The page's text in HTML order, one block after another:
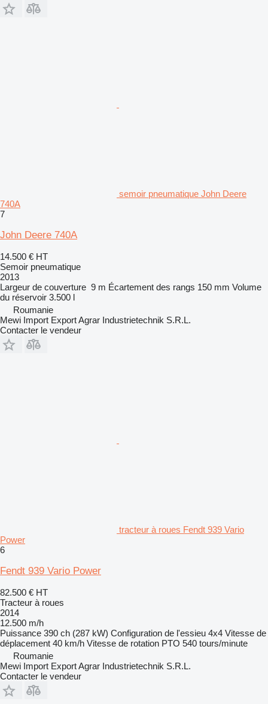
semoir pneumatique John Deere
740A
7
John Deere 740A
14.500 € HT
Semoir pneumatique
2013
Largeur de couverture 9 m Écartement des rangs 150 mm Volume
du réservoir 3.500 l
Roumanie
Mewi Import Export Agrar Industrietechnik S.R.L.
Contacter le vendeur
tracteur à roues Fendt 939 Vario
Power
6
Fendt 939 Vario Power
82.500 € HT
Tracteur à roues
2014
12.500 m/h
Puissance 390 ch (287 kW) Configuration de l'essieu 4x4 Vitesse de
déplacement 40 km/h Vitesse de rotation PTO 540 tours/minute
Roumanie
Mewi Import Export Agrar Industrietechnik S.R.L.
Contacter le vendeur